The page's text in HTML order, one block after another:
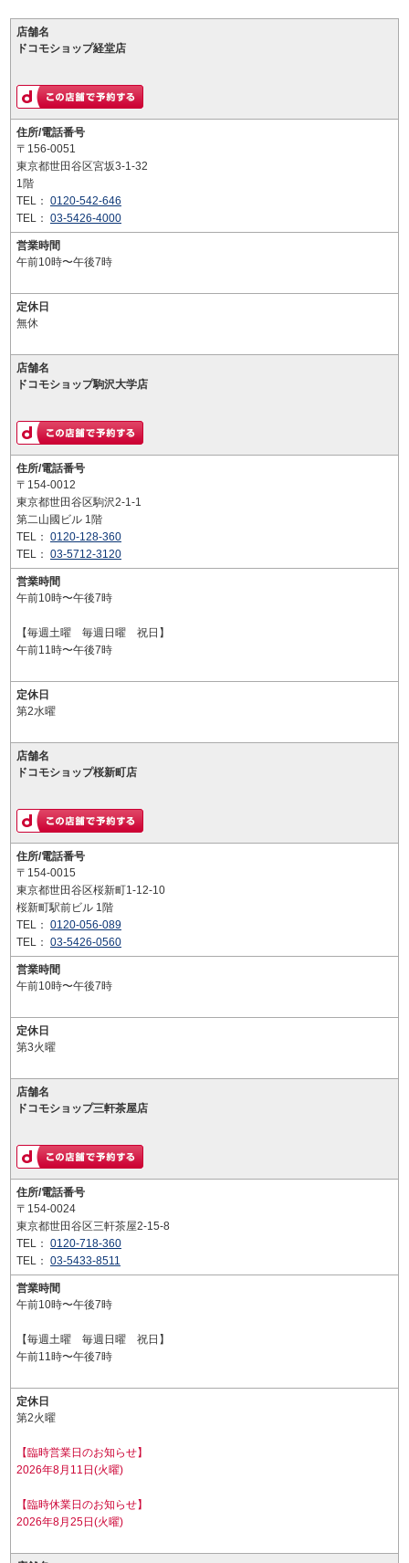
店舗名
ドコモショップ経堂店
住所/電話番号
〒156-0051
東京都世田谷区宮坂3-1-32
1階
TEL： 0120-542-646
TEL： 03-5426-4000
営業時間
午前10時〜午後7時
定休日
無休
店舗名
ドコモショップ駒沢大学店
住所/電話番号
〒154-0012
東京都世田谷区駒沢2-1-1
第二山國ビル 1階
TEL： 0120-128-360
TEL： 03-5712-3120
営業時間
午前10時〜午後7時
【毎週土曜 毎週日曜 祝日】
午前11時〜午後7時
定休日
第2水曜
店舗名
ドコモショップ桜新町店
住所/電話番号
〒154-0015
東京都世田谷区桜新町1-12-10
桜新町駅前ビル 1階
TEL： 0120-056-089
TEL： 03-5426-0560
営業時間
午前10時〜午後7時
定休日
第3火曜
店舗名
ドコモショップ三軒茶屋店
住所/電話番号
〒154-0024
東京都世田谷区三軒茶屋2-15-8
TEL： 0120-718-360
TEL： 03-5433-8511
営業時間
午前10時〜午後7時
【毎週土曜 毎週日曜 祝日】
午前11時〜午後7時
定休日
第2火曜
【臨時営業日のお知らせ】
2026年8月11日(火曜)
【臨時休業日のお知らせ】
2026年8月25日(火曜)